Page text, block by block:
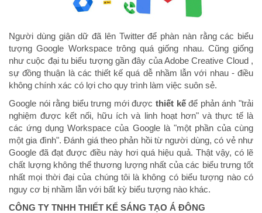
Người dùng giận dữ đã lên Twitter để phàn nàn rằng các biểu
tượng Google Workspace trông quá giống nhau. Cũng giống
như cuộc đại tu biểu tượng gần đây của Adobe Creative Cloud ,
sự đồng thuận là các thiết kế quá dễ nhầm lẫn với nhau - điều
không chính xác có lợi cho quy trình làm việc suôn sẻ.
Google nói rằng biểu trưng mới đượcthiết kếđể phản ánh "trải
nghiệm được kết nối, hữu ích và linh hoạt hơn" và thực tế là
các ứng dụng Workspace của Google là "một phần của cùng
một gia đình". Đánh giá theo phản hồi từ người dùng, có vẻ như
Google đã đạt được điều này hơi quá hiệu quả. Thật vậy, có lẽ
chất lượng không thể thương lượng nhất của các biểu trưng tốt
nhất mọi thời đại của chúng tôi là không có biểu tượng nào có
nguy cơ bị nhầm lẫn với bất kỳ biểu tượng nào khác.
CÔNG TY TNHH THIẾT KẾ SÁNG TẠO Á ĐÔNG